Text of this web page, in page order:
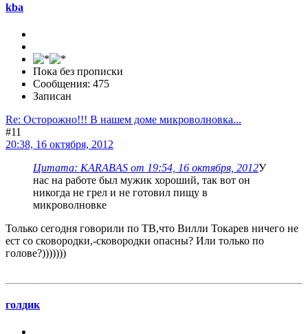
kba
Пока без прописки
Сообщения: 475
Записан
Re: Осторожно!!! В нашем доме микроволновка...
#11
20:38, 16 октября, 2012
Цитата: KARABAS от 19:54, 16 октября, 2012У
нас на работе был мужик хороший, так вот он
никогда не грел и не готовил пищу в
микроволновке
Только сегодня говорили по ТВ,что Вилли Токарев ничего не
ест со сковородки,-сковородки опасны? Или только по
голове?)))))))
голдик